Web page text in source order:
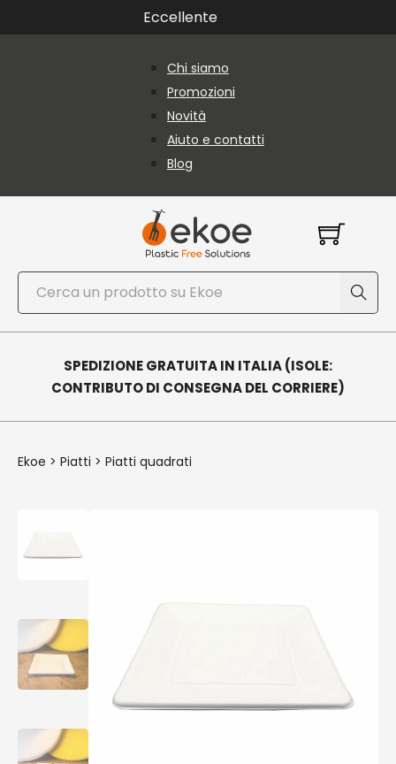
Vai al contenuto principale
Vai al piè di paginaEccellente
Chi siamo
Promozioni
Novità
Aiuto e contatti
Blog
Cerca
SPEDIZIONE GRATUITA IN ITALIA (ISOLE:
CONTRIBUTO DI CONSEGNA DEL CORRIERE)
Ekoe > Piatti > Piatti quadrati